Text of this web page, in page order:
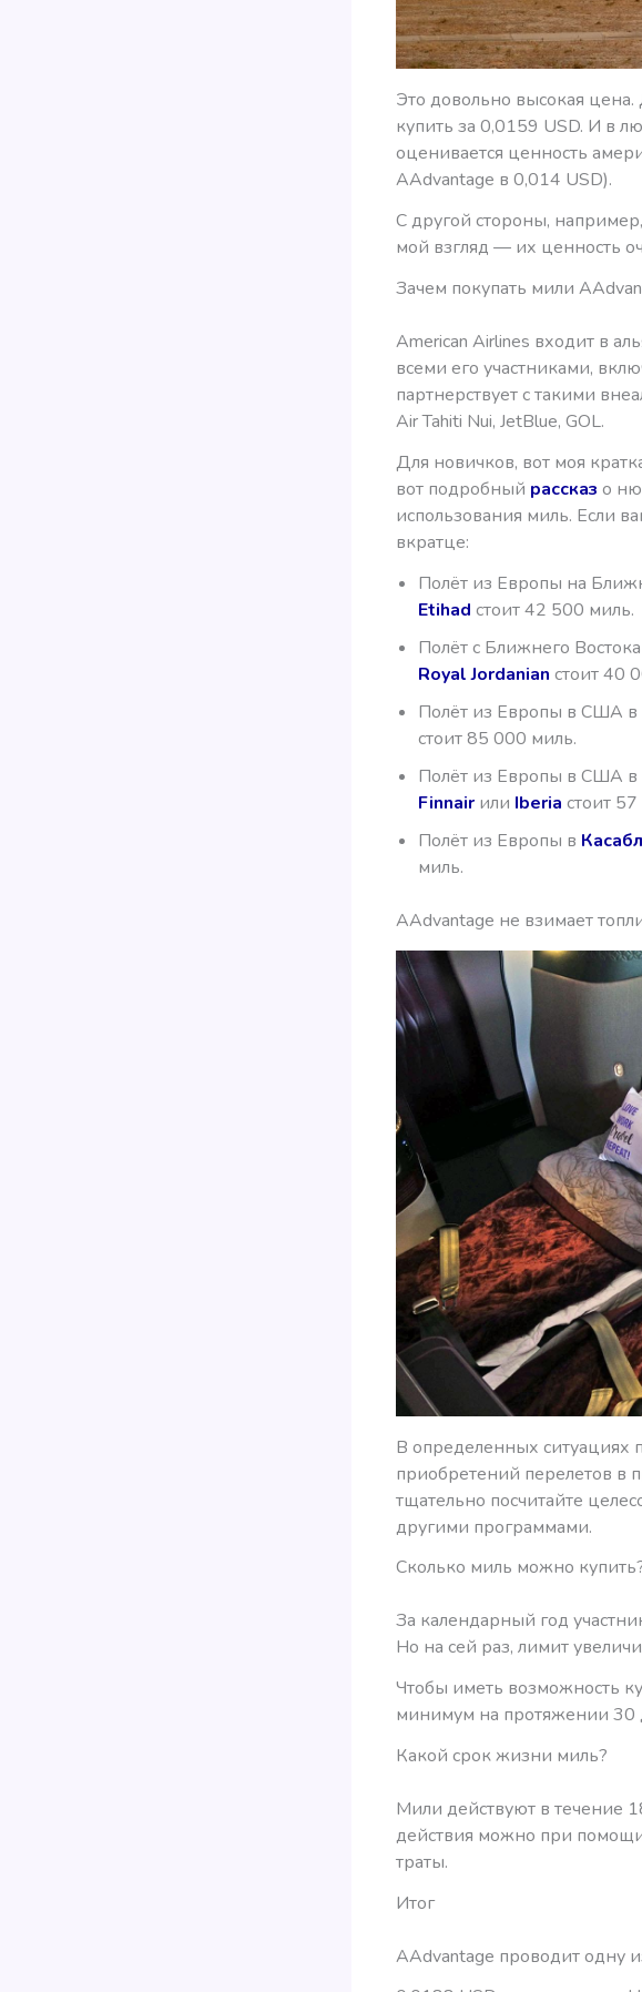
Это довольно высокая
купить за 0,0159 USD. И в
оценивается ценность
AAdvantage в 0,014 USD).
С другой стороны, например,
мой взгляд — их ценность
Зачем покупать мили
American Airlines входит в
всеми его участниками,
партнерствует с такими
Air Tahiti Nui, JetBlue, GOL.
Для новичков, вот моя
вот подробный рассказ о
использования миль. Если
вкратце:
Полёт из Европы на
Etihad стоит 42 500 миль.
Полёт с Ближнего
Royal Jordanian стоит 40
Полёт из Европы в США в
стоит 85 000 миль.
Полёт из Европы в США в
Finnair или Iberia стоит
Полёт из Европы в
миль.
AAdvantage не взимает
В определенных ситуациях
приобретений перелетов в
тщательно посчитайте
другими программами.
Сколько миль можно
За календарный год
Но на сей раз, лимит
Чтобы иметь возможность
минимум на протяжении 30
Какой срок жизни миль?
Мили действуют в течение
действия можно при
траты.
Итог
AAdvantage проводит одну